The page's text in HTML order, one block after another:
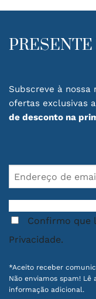
Subscreve à
ofertas exclusivas
de desconto na
Privacidade.
*Aceito receber
Não enviamos spam! Lê
informação adicional.